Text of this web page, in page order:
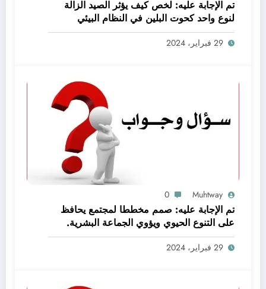
تم الإجابة عليه: لخص كيف يؤثر الصيد الزالة
لنوع واحد كحوت البلين في النظام البيئي
baleen whale كاملا
29 فبراير، 2024
Muhtway
0
تم الإجابة عليه: صمم مخططا لمجتمع يحافظ
على التنوع الحيوي ويؤوي الجماعة البشرية.
اعمل ضمن مجموعات صغيرة لتحقيق هذه
المهمة
29 فبراير، 2024